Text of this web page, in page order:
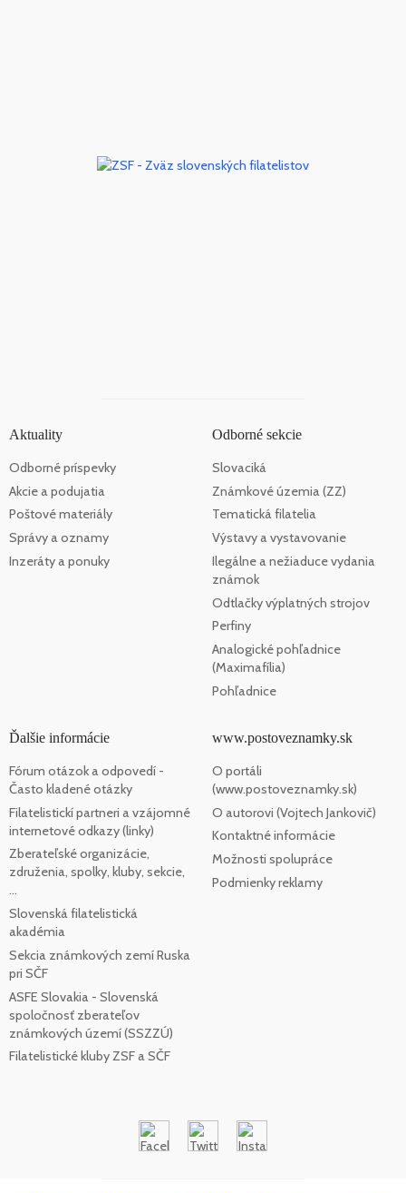
Aktuality
Odborné príspevky
Akcie a podujatia
Poštové materiály
Správy a oznamy
Inzeráty a ponuky
Odborné sekcie
Slovaciká
Známkové územia (ZZ)
Tematická filatelia
Výstavy a vystavovanie
Ilegálne a nežiaduce vydania
známok
Odtlačky výplatných strojov
Perfiny
Analogické pohľadnice
(Maximafília)
Pohľadnice
Ďalšie informácie
Fórum otázok a odpovedí -
Často kladené otázky
Filatelistickí partneri a vzájomné
internetové odkazy (linky)
Zberateľské organizácie,
združenia, spolky, kluby, sekcie,
...
Slovenská filatelistická
akadémia
Sekcia známkových zemí Ruska
pri SČF
ASFE Slovakia - Slovenská
spoločnosť zberateľov
známkových území (SSZZÚ)
Filatelistické kluby ZSF a SČF
www.postoveznamky.sk
O portáli
(www.postoveznamky.sk)
O autorovi (Vojtech Jankovič)
Kontaktné informácie
Možnosti spolupráce
Podmienky reklamy